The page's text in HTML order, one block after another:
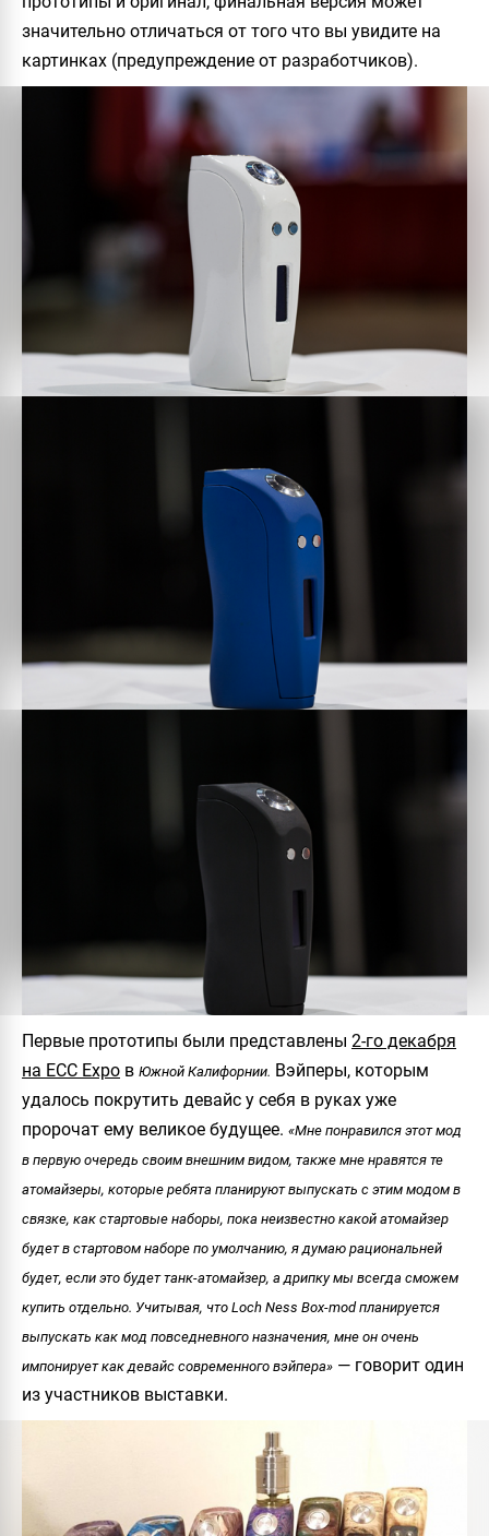
значительно отличаться от того что вы увидите на
картинках (предупреждение от разработчиков).
Первые прототипы были представлены 2-го декабря
на ECC Expo в Южной Калифорнии. Вэйперы, которым
удалось покрутить девайс у себя в руках уже
пророчат ему великое будущее. «Мне понравился этот мод
в первую очередь своим внешним видом, также мне нравятся те
атомайзеры, которые ребята планируют выпускать с этим модом в
связке, как стартовые наборы, пока неизвестно какой атомайзер
будет в стартовом наборе по умолчанию, я думаю рациональней
будет, если это будет танк-атомайзер, а дрипку мы всегда сможем
купить отдельно. Учитывая, что Loch Ness Box-mod планируется
выпускать как мод повседневного назначения, мне он очень
импонирует как девайс современного вэйпера» — говорит один
из участников выставки.